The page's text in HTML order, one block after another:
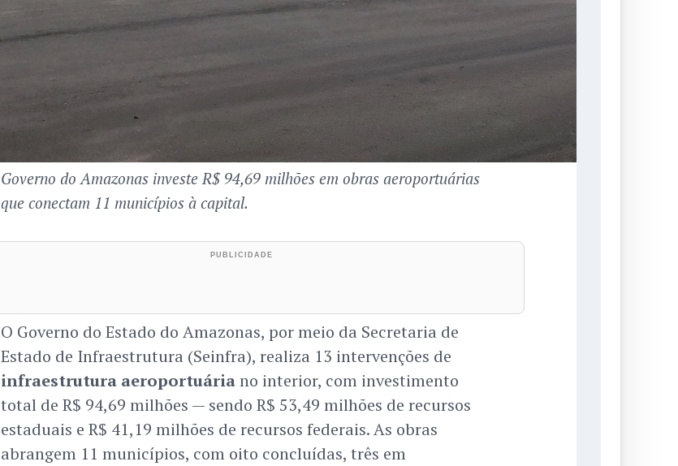
Governo do Amazonas investe R$ 94,69 milhões em obras aeroportuárias
que conectam 11 municípios à capital.
O Governo do Estado do Amazonas, por meio da Secretaria de
Estado de Infraestrutura (Seinfra), realiza 13 intervenções de
infraestrutura aeroportuáriano interior, com investimento
total de R$ 94,69 milhões — sendo R$ 53,49 milhões de recursos
estaduais e R$ 41,19 milhões de recursos federais. As obras
abrangem 11 municípios, com oito concluídas, três em